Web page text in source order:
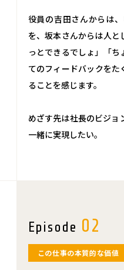
役員の吉田さんからは
を、坂本さんからは人と
っとできるでしょ」「ち
てのフィードバックをた
ることを感じます。
めざす先は社長のビジョ
一緒に実現したい。
Episode 02
この仕事の本質的な価値